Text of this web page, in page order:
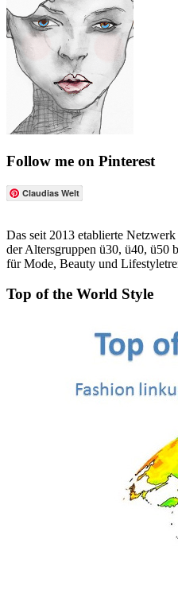
Follow me on Pinterest
Claudias Welt
Das seit 2013 etablierte
der Altersgruppen ü30, ü40, ü50
für Mode, Beauty und
Top of the World Style